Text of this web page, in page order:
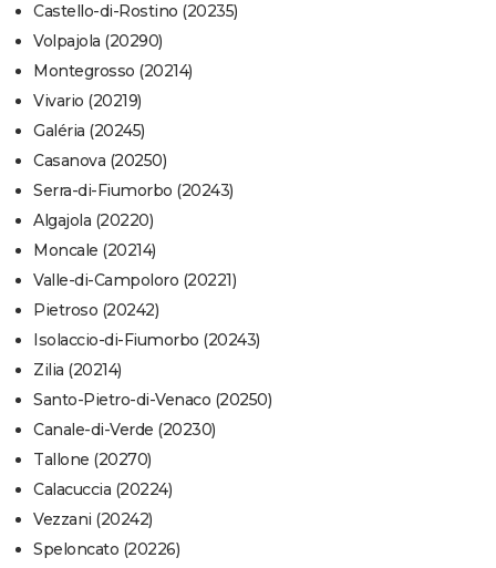
Castello-di-Rostino (20235)
Volpajola (20290)
Montegrosso (20214)
Vivario (20219)
Galéria (20245)
Casanova (20250)
Serra-di-Fiumorbo (20243)
Algajola (20220)
Moncale (20214)
Valle-di-Campoloro (20221)
Pietroso (20242)
Isolaccio-di-Fiumorbo (20243)
Zilia (20214)
Santo-Pietro-di-Venaco (20250)
Canale-di-Verde (20230)
Tallone (20270)
Calacuccia (20224)
Vezzani (20242)
Speloncato (20226)